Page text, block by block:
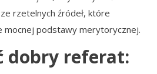
rzetelnych źródeł, które
mocnej podstawy merytorycznej.
dobry referat: